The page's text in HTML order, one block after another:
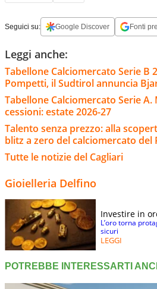
Seguici su: Google Discover Fonti
Leggi anche:
Tabellone Calciomercato Serie B
Pompetti, il Sudtirol annuncia
Tabellone Calciomercato Serie
cessioni: estate 2026-27
Talento senza prezzo: alla
blitz a zero del calciomercato del
Tutte le notizie del Cagliari
Gioielleria Delfino
Investire in
L’oro torna
sicuri
LEGGI